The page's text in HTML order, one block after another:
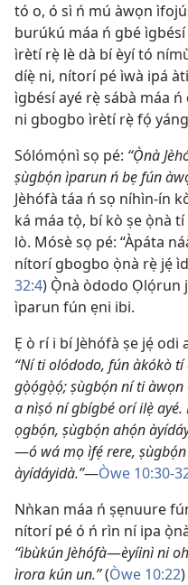
tó o, ó sì ń mú àwọn
burúkú máa ń gbé
ìrètí rẹ̀ lè dà bí èyí tó
díẹ̀ ni, nítorí pé ìwà ipá
ìgbésí ayé rẹ̀ sábà máa
ni gbogbo ìrètí rẹ̀ fọ́
Sólómọ́nì sọ pé: “Ọ̀nà
ṣùgbọ́n ìparun ń bẹ fún
Jèhófà táa ń sọ níhìn-ín
ká máa tọ̀, bí kò ṣe ọ̀nà
lò. Mósè sọ pé: “Àpáta
nítorí gbogbo ọ̀nà rẹ̀ jẹ́
32:4) Ọ̀nà òdodo Ọlọ́run
ìparun fún ẹni ibi.
Ẹ ò rí i bí Jèhófà ṣe jẹ́
“Ní ti olódodo, fún àkókò
gọ̀ọ́gọ̀ọ́; ṣùgbọ́n ní ti
a nìṣó ní gbígbé orí ilẹ̀ ayé.
ọgbọ́n, ṣùgbọ́n ahọ́n
—ó wá mọ ìfẹ́ rere,
àyídáyidà.”—Òwe 10:30-
Nǹkan máa ń ṣẹnuure
nítorí pé ó ń rìn ní ipa
“ìbùkún Jèhófà—èyíinì ni
ìrora kún un.”(Òwe 10:22